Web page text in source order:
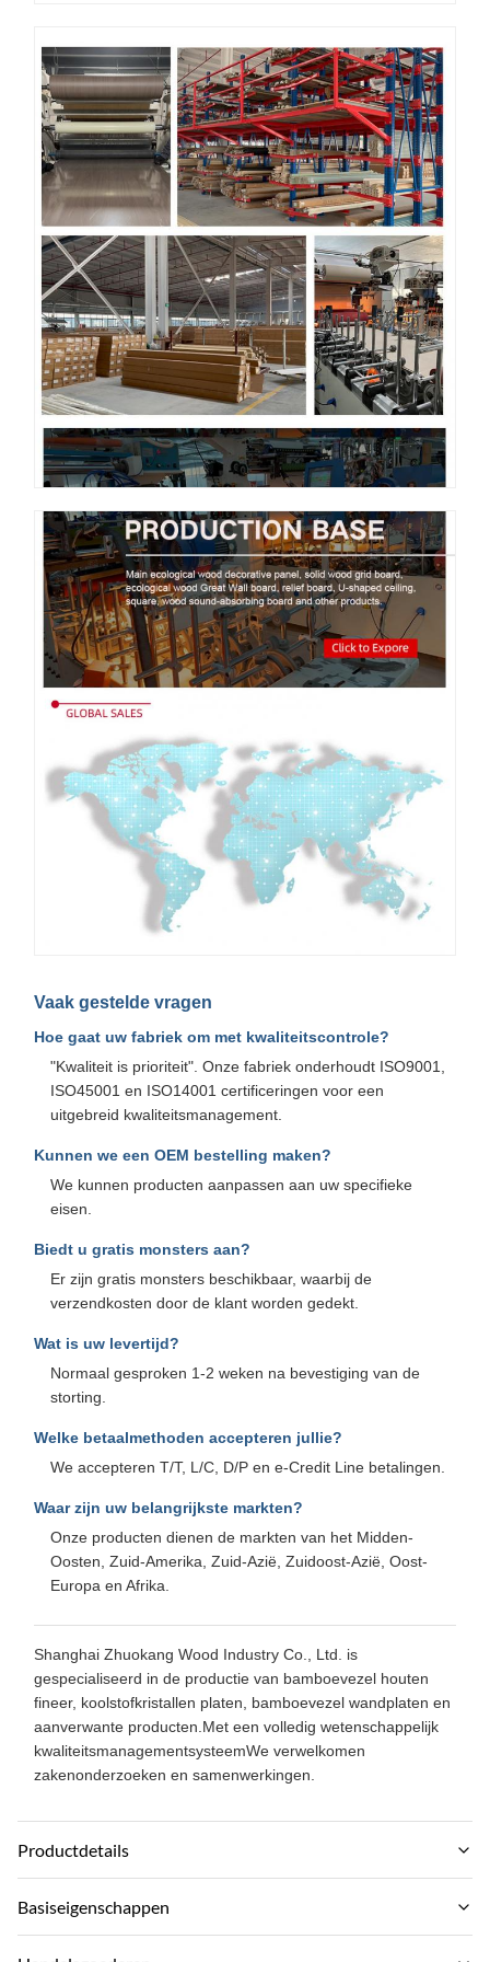
Vaak gestelde vragen
Hoe gaat uw fabriek om met kwaliteitscontrole?
"Kwaliteit is prioriteit". Onze fabriek onderhoudt ISO9001,
ISO45001 en ISO14001 certificeringen voor een
uitgebreid kwaliteitsmanagement.
Kunnen we een OEM bestelling maken?
We kunnen producten aanpassen aan uw specifieke
eisen.
Biedt u gratis monsters aan?
Er zijn gratis monsters beschikbaar, waarbij de
verzendkosten door de klant worden gedekt.
Wat is uw levertijd?
Normaal gesproken 1-2 weken na bevestiging van de
storting.
Welke betaalmethoden accepteren jullie?
We accepteren T/T, L/C, D/P en e-Credit Line betalingen.
Waar zijn uw belangrijkste markten?
Onze producten dienen de markten van het Midden-
Oosten, Zuid-Amerika, Zuid-Azië, Zuidoost-Azië, Oost-
Europa en Afrika.
Shanghai Zhuokang Wood Industry Co., Ltd. is
gespecialiseerd in de productie van bamboevezel houten
fineer, koolstofkristallen platen, bamboevezel wandplaten en
aanverwante producten.Met een volledig wetenschappelijk
kwaliteitsmanagementsysteemWe verwelkomen
zakenonderzoeken en samenwerkingen.
Productdetails
Material:
Basiseigenschappen
Merknaam: